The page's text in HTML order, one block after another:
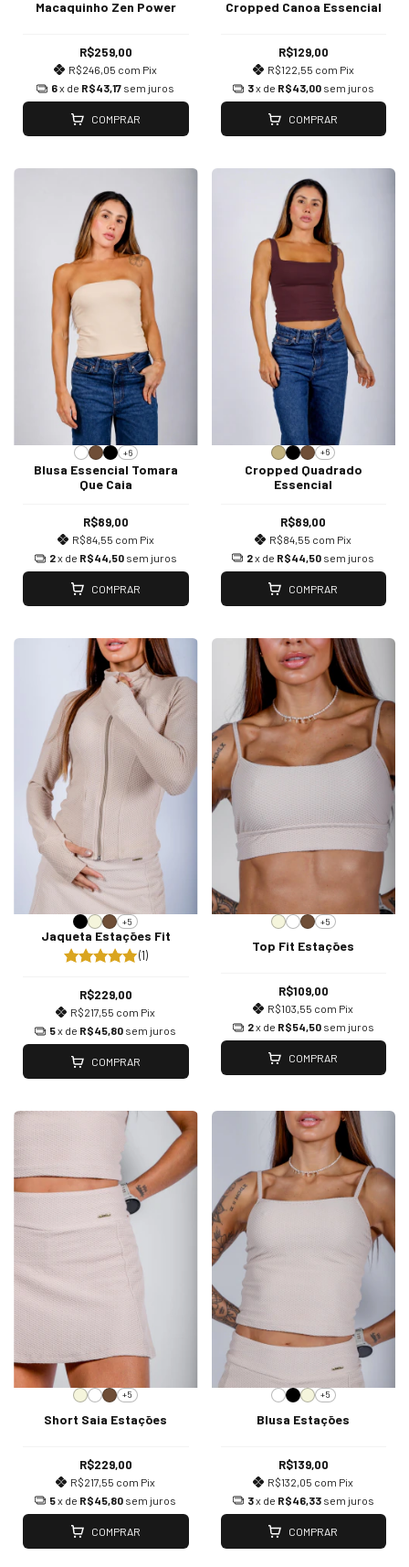
Macaquinho Zen Power
R$259,00
R$246,05 com Pix
6x de R$43,17 sem juros
COMPRAR
Cropped Canoa Essencial
R$129,00
R$122,55 com Pix
3x de R$43,00 sem juros
COMPRAR
+6
Blusa Essencial Tomara
Que Caia
R$89,00
R$84,55 com Pix
2x de R$44,50 sem juros
COMPRAR
+6
Cropped Quadrado
Essencial
R$89,00
R$84,55 com Pix
2x de R$44,50 sem juros
COMPRAR
+5
Jaqueta Estações Fit
(1)
R$229,00
R$217,55 com Pix
5x de R$45,80 sem juros
COMPRAR
+5
Top Fit Estações
R$109,00
R$103,55 com Pix
2x de R$54,50 sem juros
COMPRAR
+5
Short Saia Estações
R$229,00
R$217,55 com Pix
5x de R$45,80 sem juros
COMPRAR
+5
Blusa Estações
R$139,00
R$132,05 com Pix
3x de R$46,33 sem juros
COMPRAR